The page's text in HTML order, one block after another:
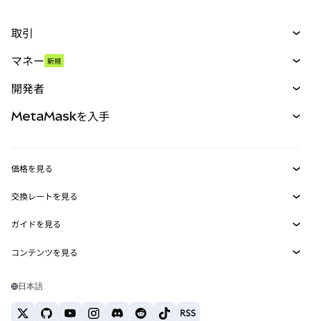
取引
パーペチュアル
RWA
マネー 新規
開発者
MetaMask Connect
Snaps
Web3サービス
MetaMaskを入手
セキュリティ
サポート
キャリア
お問い合わせ
価格を見る
イーサリアムの価格
Solanaの価格
Tetherの価格
交換レートを見る
ETH→USD
USDT→INR
BTC→INR
ETH→USDT
ガイドを見る
ETHの購入
コンテンツを見る
Solanaウォレット
日本語